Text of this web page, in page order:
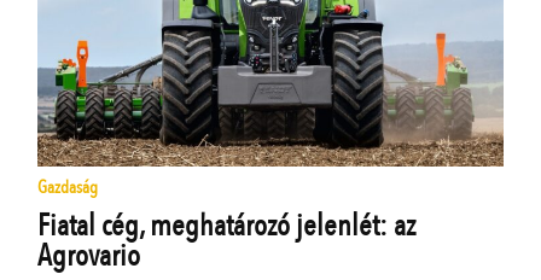
Gazdaság
Fiatal cég, meghatározó jelenlét: az
Agrovario